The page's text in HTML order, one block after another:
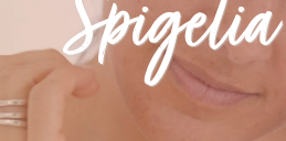
Spigelia